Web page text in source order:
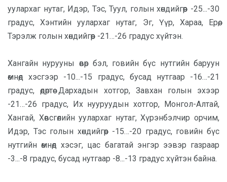
уулархаг нутаг, Идэр, Тэс, Туул, голын хөндийгөөр -25...-30
градус, Хэнтийн уулархаг нутаг, Эг, Үүр, Хараа, Ерөө,
Тэрэлж голын хөндийгөөр -21…-26 градус хүйтэн.
Хангайн нурууны өвөр бэл, говийн бүс нутгийн баруун
өмнөд хэсгээр -10...-15 градус, бусад нутгаар -16…-21
градус, өдөртөө Дархадын хотгор, Завхан голын эхээр
-21…-26 градус, Их нууруудын хотгор, Монгол-Алтай,
Хангай, Хөвсгөлийн уулархаг нутаг, Хүрэнбэлчир орчим,
Идэр, Тэс голын хөндийгөөр -15…-20 градус, говийн бүс
нутгийн өмнөд хэсэг, цас багатай энгэр ээвэр газраар
-3...-8 градус, бусад нутгаар -8...-13 градус хүйтэн байна.